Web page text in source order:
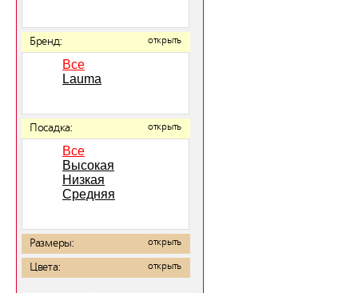
Бренд: открыть
Все
Lauma
Посадка: открыть
Все
Высокая
Низкая
Средняя
Размеры: открыть
Цвета: открыть